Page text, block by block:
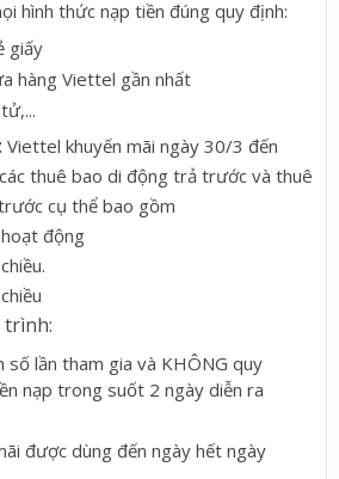
hình thức nạp tiền đúng quy định:
giấy
hàng Viettel gần nhất
Viettel khuyến mãi ngày 30/3 đến
thuê bao di động trả trước và thuê
cụ thể bao gồm
động
trình:
số lần tham gia và KHÔNG quy
nạp trong suốt 2 ngày diễn ra
được dùng đến ngày hết ngày